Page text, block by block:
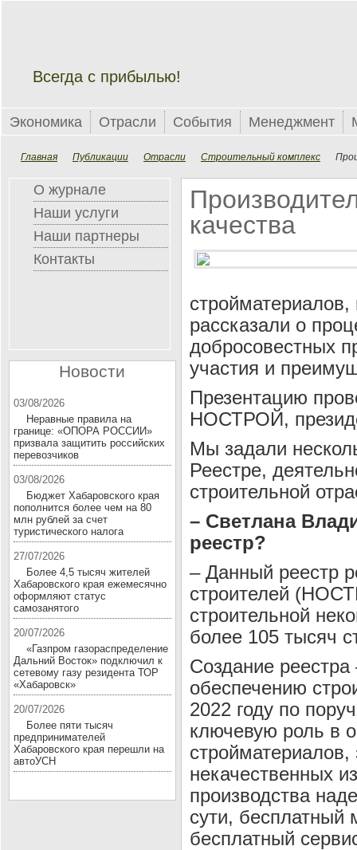
Всегда с прибылью!
Экономика Отрасли События Менеджмент
Главная Публикации Отрасли Строительный комплекс
качества
стройматериалов,
рассказали о
добросовестных
участия и
Презентацию
НОСТРОЙ,
Мы задали
Реестре,
строительной
– Светлана
реестр?
– Данный реестр
строителей
строительной
более 105 тысяч
Создание
обеспечению
2022 году по
ключевую роль в
некачественных
производства
сути, бесплатный
бесплатный
О журнале
Наши услуги
Наши партнеры
Контакты
Новости
03/08/2026
Неравные правила на
границе: «ОПОРА РОССИИ»
призвала защитить российских
перевозчиков
03/08/2026
Бюджет Хабаровского края
пополнится более чем на 80
млн рублей за счет
туристического налога
27/07/2026
Более 4,5 тысяч жителей
Хабаровского края ежемесячно
оформляют статус
самозанятого
20/07/2026
«Газпром газораспределение
Дальний Восток» подключил к
сетевому газу резидента ТОР
«Хабаровск»
20/07/2026
Более пяти тысяч
предпринимателей
Хабаровского края перешли на
автоУСН